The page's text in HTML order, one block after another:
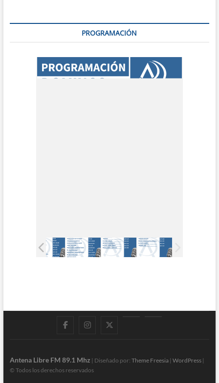
PROGRAMACIÓN
FacebookInstagram
Antena Libre FM 89.1 Mhz | Diseñado por: Theme Freesia| WordPress|
© Todos los derechos reservados